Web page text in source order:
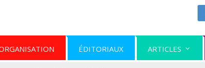
ÉDITORIAUX ARTICLES